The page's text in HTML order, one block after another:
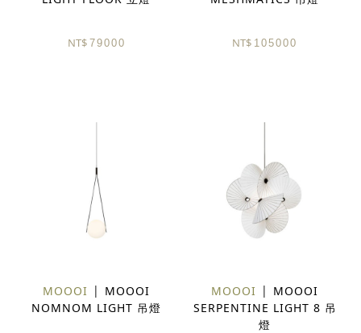
NT$ 79000 NT$ 105000
MOOOI
MOOOI
NOMNOM LIGHT 吊燈
MOOOI
MOOOI
SERPENTINE LIGHT 8 吊
燈